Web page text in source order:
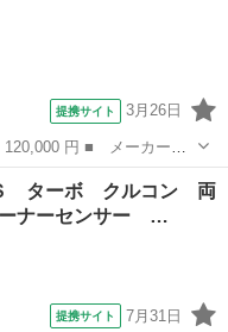
提携サイト 3月26日
■ グレード名： Ｘス
： 5D ■ ミッション：
Ｓ ターボ クルコン 両
ナーセンサー …
提携サイト 7月31日